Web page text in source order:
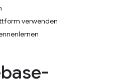
verwenden